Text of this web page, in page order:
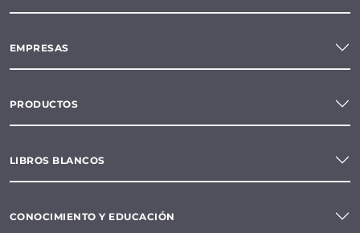
EMPRESAS
PRODUCTOS
LIBROS BLANCOS
CONOCIMIENTO Y EDUCACIÓN